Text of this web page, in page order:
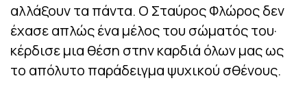
αλλάξουν τα πάντα. Ο Σταύρος Φλώρος δεν
έχασε απλώς ένα μέλος του σώματός του·
κέρδισε μια θέση στην καρδιά όλων μας ως
το απόλυτο παράδειγμα ψυχικού σθένους.